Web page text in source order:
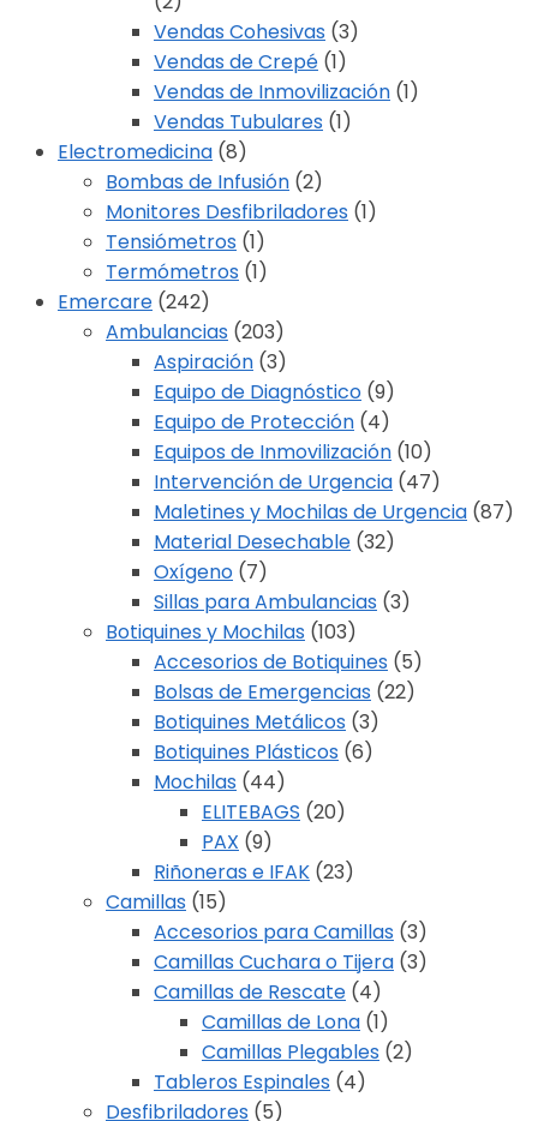
Vendas Cohesivas (3)
Vendas de Crepé (1)
Vendas de Inmovilización (1)
Vendas Tubulares (1)
Electromedicina (8)
Bombas de Infusión (2)
Monitores Desfibriladores (1)
Tensiómetros (1)
Termómetros (1)
Emercare (242)
Ambulancias (203)
Aspiración (3)
Equipo de Diagnóstico (9)
Equipo de Protección (4)
Equipos de Inmovilización (10)
Intervención de Urgencia (47)
Maletines y Mochilas de Urgencia (87)
Material Desechable (32)
Oxígeno (7)
Sillas para Ambulancias (3)
Botiquines y Mochilas (103)
Accesorios de Botiquines (5)
Bolsas de Emergencias (22)
Botiquines Metálicos (3)
Botiquines Plásticos (6)
Mochilas (44)
ELITEBAGS (20)
PAX (9)
Riñoneras e IFAK (23)
Camillas (15)
Accesorios para Camillas (3)
Camillas Cuchara o Tijera (3)
Camillas de Rescate (4)
Camillas de Lona (1)
Camillas Plegables (2)
Tableros Espinales (4)
Desfibriladores (5)